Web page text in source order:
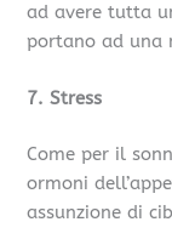
ad avere tutta
portano ad una
7. Stress
Come per il
ormoni
assunzione di